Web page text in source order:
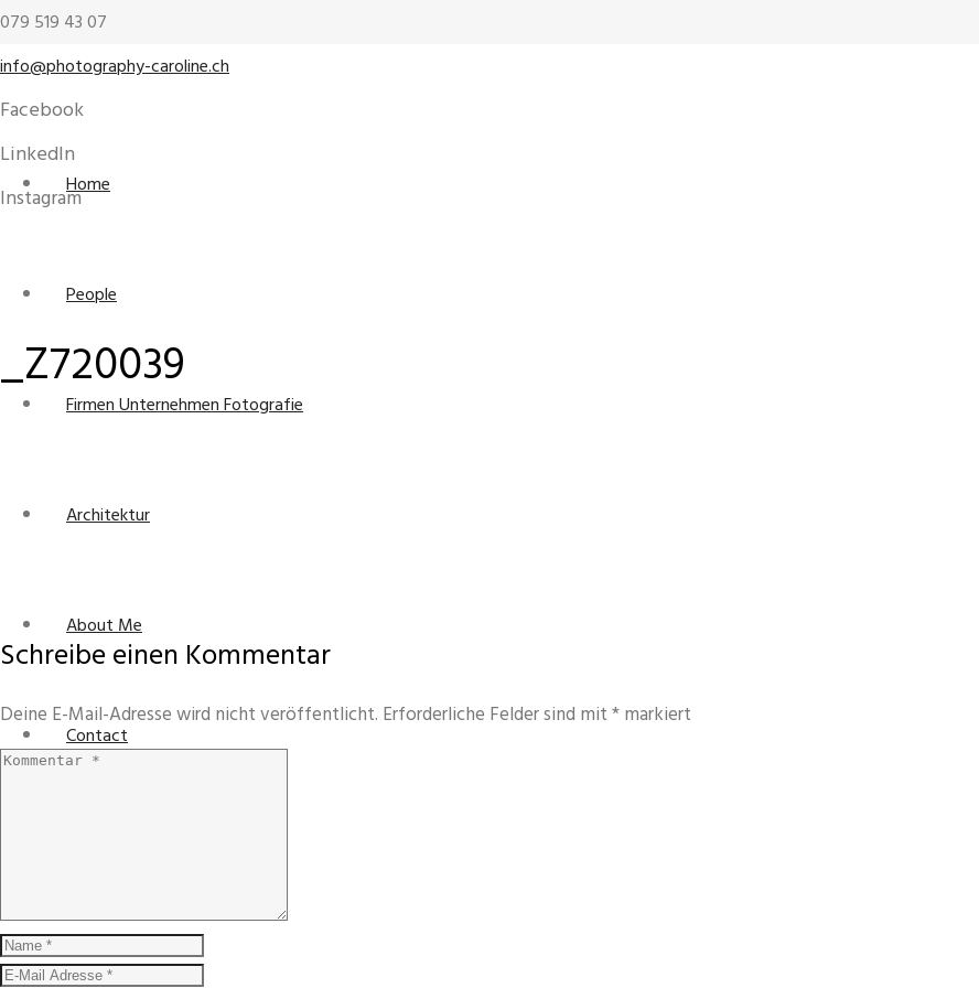
079 519 43 07
info@photography-caroline.ch
Facebook
LinkedIn
InstagramHome
People
Firmen Unternehmen Fotografie
Architektur
About Me
Contact
_Z720039
Schreibe einen Kommentar
Deine E-Mail-Adresse wird nicht veröffentlicht. Erforderliche Felder sind mit*markiert